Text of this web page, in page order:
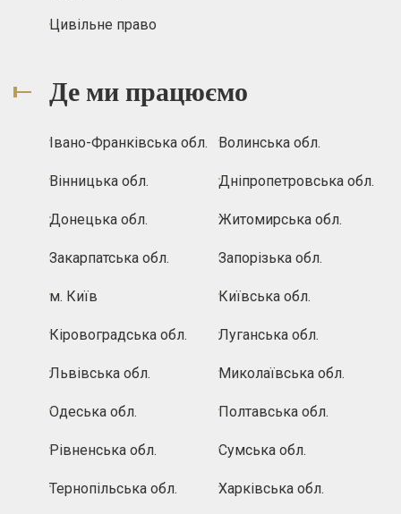
Цивільне право
Де ми працюємо
Івано-Франківська обл. Волинська обл.
Вінницька обл. Дніпропетровська обл.
Донецька обл. Житомирська обл.
Закарпатська обл. Запорізька обл.
м. Київ Київська обл.
Кіровоградська обл. Луганська обл.
Львівська обл. Миколаївська обл.
Одеська обл. Полтавська обл.
Рівненська обл. Сумська обл.
Тернопільська обл. Харківська обл.